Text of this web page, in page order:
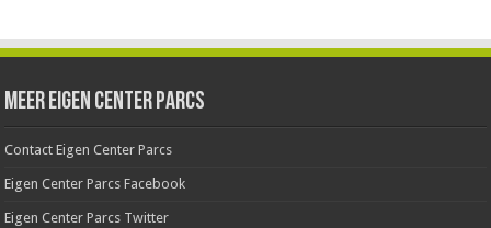
Meer Eigen Center Parcs
Contact Eigen Center Parcs
Eigen Center Parcs Facebook
Eigen Center Parcs Twitter